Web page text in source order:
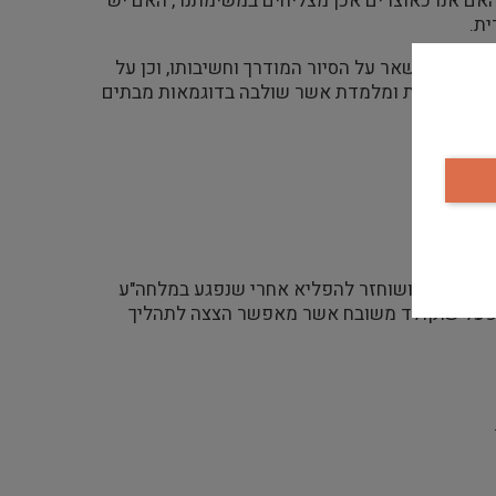
ובין השאר על הסיור המודרך וחשיבותו, וכן על
פרקטית ומלמדת אשר שולבה בדוגמאות מבתים
העיר. הארמון שומר ושוחזר להפליא אחרי שנפגע במלחה"ע
מפעל שוקולד משובח אשר מאפשר הצצה לתהליך